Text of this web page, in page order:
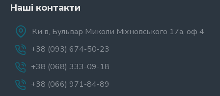
Наші контакти
Київ, Бульвар Миколи Міхновського 17а, оф 4
+38 (093) 674-50-23
+38 (068) 333-09-18
+38 (066) 971-84-89